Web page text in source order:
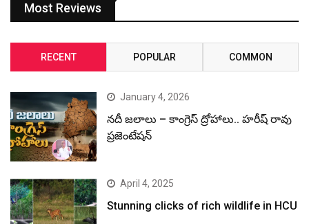
Most Reviews
RECENT POPULAR COMMON
January 4, 2026
నదీ జలాలు – కాంగ్రెస్ ద్రోహాలు.. హరీష్ రావు
ప్రజెంటేషన్
April 4, 2025
Stunning clicks of rich wildlife in HCU